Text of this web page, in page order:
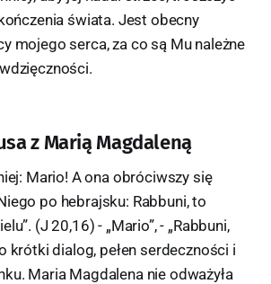
świata. Jest obecny
mojego serca, za co są Mu należne
z Marią Magdaleną
Mario! A ona obróciwszy się
po hebrajsku: Rabbuni, to
(J 20,16) - „Mario”, - „Rabbuni,
krótki dialog, pełen serdeczności i
Maria Magdalena nie odważyła